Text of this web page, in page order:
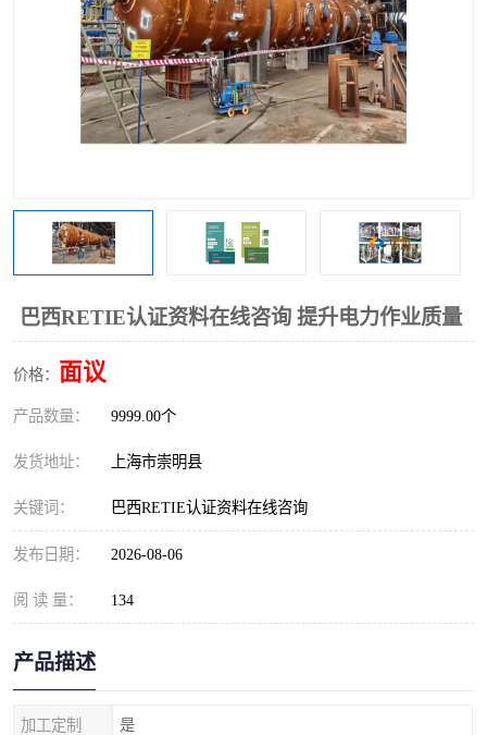
巴西RETIE认证资料在线咨询 提升电力作业质量
价格： 面议
产品数量： 9999.00个
发货地址： 上海市崇明县
关键词： 巴西RETIE认证资料在线咨询
发布日期： 2026-08-06
阅 读 量： 134
产品描述
加工定制 是